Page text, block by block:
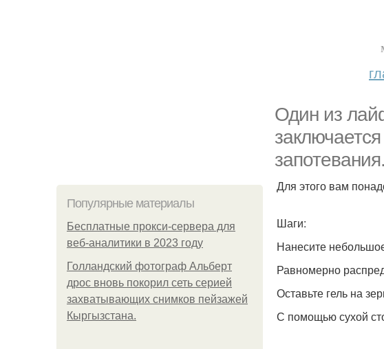
Один из
запотевания.
Популярные материалы
Бесплатные прокси-сервера для
веб-аналитики в 2023 году
Голландский фотограф Альберт
дрос вновь покорил сеть серией
захватывающих снимков пейзажей
Кыргызстана.
Для этого вам
Шаги:
Нанесите
Равномерно
Оставьте гель на
С помощью сухой